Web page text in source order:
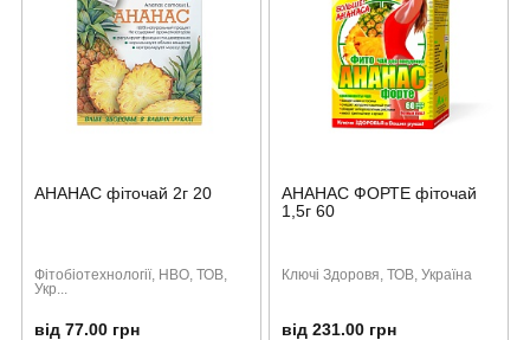
АНАНАС фіточай 2г 20
Фітобіотехнології, НВО, ТОВ,
Укр...
від 77.00 грн
АНАНАС ФОРТЕ фіточай
1,5г 60
Ключі Здоровя, ТОВ, Україна
від 231.00 грн